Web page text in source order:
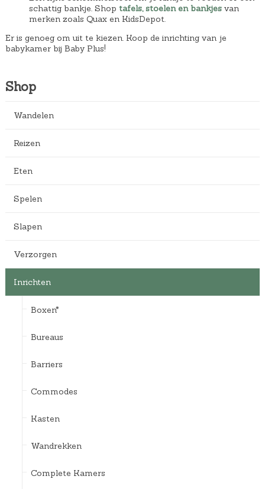
schattig bankje. Shop tafels, stoelen en bankjesvan
merken zoals Quax en KidsDepot.
Er is genoeg om uit te kiezen. Koop de inrichting van je
babykamer bij Baby Plus!
Shop
Wandelen
Reizen
Eten
Spelen
Slapen
Verzorgen
Inrichten
Boxen*
Bureaus
Barriers
Commodes
Kasten
Wandrekken
Complete Kamers